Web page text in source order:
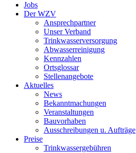
Jobs
Der WZV
Ansprechpartner
Unser Verband
Trinkwasser­versorgung
Abwasserreinigung
Kennzahlen
Ortsglossar
Stellenangebote
Aktuelles
News
Bekanntmachungen
Veranstaltungen
Bauvorhaben
Ausschreibungen u. Aufträge
Preise
Trinkwassergebühren